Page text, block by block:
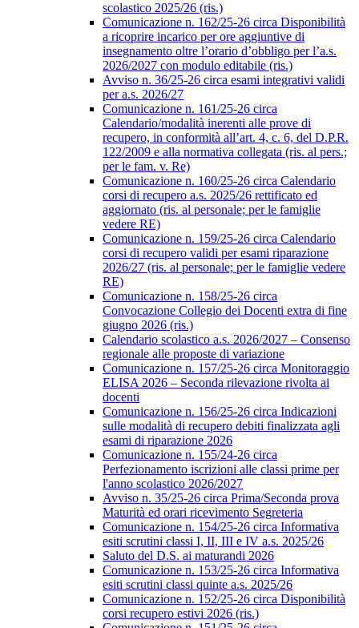
scolastico 2025/26 (ris.)
Comunicazione n. 162/25-26 circa Disponibilità
a ricoprire incarico per ore aggiuntive di
insegnamento oltre l’orario d’obbligo per l’a.s.
2026/2027 con modulo editabile (ris.)
Avviso n. 36/25-26 circa esami integrativi validi
per a.s. 2026/27
Comunicazione n. 161/25-26 circa
Calendario/modalità inerenti alle prove di
recupero, in conformità all’art. 4, c. 6, del D.P.R.
122/2009 e alla normativa collegata (ris. al pers.;
per le fam. v. Re)
Comunicazione n. 160/25-26 circa Calendario
corsi di recupero a.s. 2025/26 rettificato ed
aggiornato (ris. al personale; per le famiglie
vedere RE)
Comunicazione n. 159/25-26 circa Calendario
corsi di recupero validi per esami riparazione
2026/27 (ris. al personale; per le famiglie vedere
RE)
Comunicazione n. 158/25-26 circa
Convocazione Collegio dei Docenti extra di fine
giugno 2026 (ris.)
Calendario scolastico a.s. 2026/2027 – Consenso
regionale alle proposte di variazione
Comunicazione n. 157/25-26 circa Monitoraggio
ELISA 2026 – Seconda rilevazione rivolta ai
docenti
Comunicazione n. 156/25-26 circa Indicazioni
sulle modalità di recupero debiti finalizzata agli
esami di riparazione 2026
Comunicazione n. 155/24-26 circa
Perfezionamento iscrizioni alle classi prime per
l'anno scolastico 2026/2027
Avviso n. 35/25-26 circa Prima/Seconda prova
Maturità ed orari ricevimento Segreteria
Comunicazione n. 154/25-26 circa Informativa
esiti scrutini classi I, II, III e IV a.s. 2025/26
Saluto del D.S. ai maturandi 2026
Comunicazione n. 153/25-26 circa Informativa
esiti scrutini classi quinte a.s. 2025/26
Comunicazione n. 152/25-26 circa Disponibilità
corsi recupero estivi 2026 (ris.)